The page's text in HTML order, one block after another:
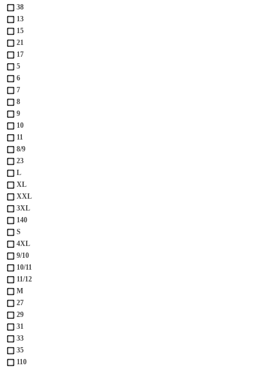
38
13
15
21
17
5
6
7
8
9
10
11
8/9
23
L
XL
XXL
3XL
140
S
4XL
9/10
10/11
11/12
M
27
29
31
33
35
110